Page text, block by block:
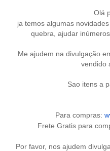
Olá
ja temos algumas
quebra, ajudar inúmeros
Me ajudem na divulgação
vendido
Sao itens a
Para compras:
Frete Gratis para
Por favor, nos ajudem